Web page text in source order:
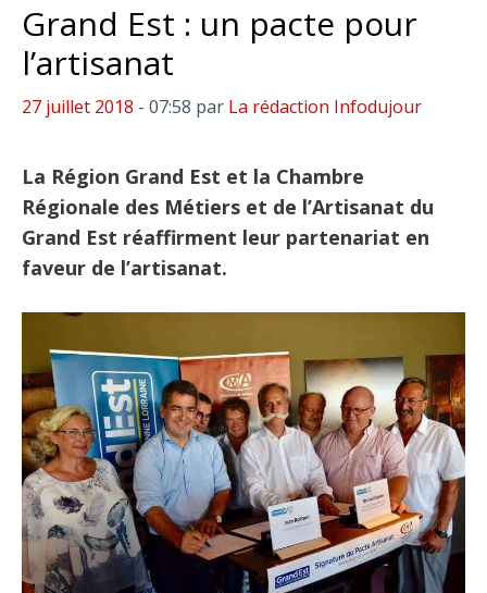
Grand Est : un pacte pour
l’artisanat
27 juillet 2018 - 07:58 par La rédaction Infodujour
La Région Grand Est et la Chambre
Régionale des Métiers et de l’Artisanat du
Grand Est réaffirment leur partenariat en
faveur de l’artisanat.